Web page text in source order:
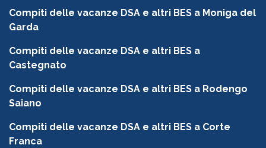
Compiti delle vacanze DSA e altri BES a Moniga del
Garda
Compiti delle vacanze DSA e altri BES a
Castegnato
Compiti delle vacanze DSA e altri BES a Rodengo
Saiano
Compiti delle vacanze DSA e altri BES a Corte
Franca